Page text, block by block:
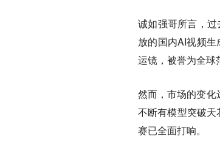
诚如强哥所言，
放的国内AI视频
运镜，被誉为全球
然而，市场的变
不断有模型突破
赛已全面打响。